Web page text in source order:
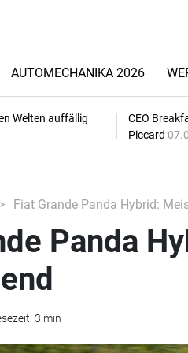
AUTOMECHANIKA 2026
Welten auffällig
CEO
Piccard
Fiat Grande Panda Hybrid:
Panda
3 min